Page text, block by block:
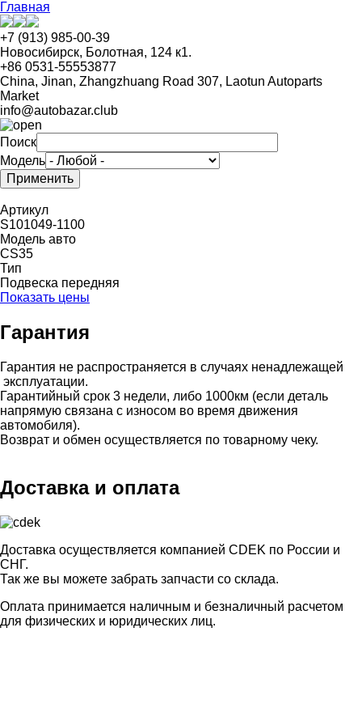
Перейти
к
основному
содержанию
Главная
+7 (913) 985-00-39
Новосибирск, Болотная, 124 к1.
+86 0531-55553877
China, Jinan, Zhangzhuang Road 307, Laotun Autoparts
Market
info@autobazar.club
Поиск
Модель
Артикул
S101049-1100
Модель авто
CS35
Тип
Подвеска передняя
Показать цены
Гарантия
Гарантия не распространяется в случаях ненадлежащей
эксплуатации.
Гарантийный срок 3 недели, либо 1000км (если деталь
напрямую связана с износом во время движения
автомобиля).
Возврат и обмен осуществляется по товарному чеку.
Доставка и оплата
Доставка осуществляется компанией CDEK по России и
СНГ.
Так же вы можете забрать запчасти со склада.
Оплата принимается наличным и безналичный расчетом
для физических и юридических лиц.